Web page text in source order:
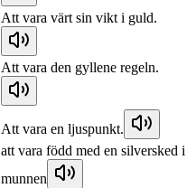
Att vara värt sin vikt i guld.
Att vara den gyllene regeln.
Att vara en ljuspunkt.
att vara född med en silversked i
munnen